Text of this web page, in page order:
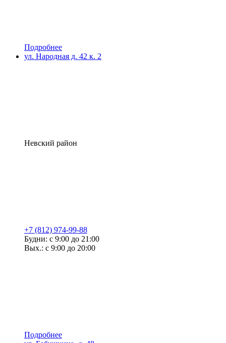
Подробнее
ул. Народная д. 42 к. 2
Невский район
+7 (812) 974-99-88
Будни: с 9:00 до 21:00
Вых.: с 9:00 до 20:00
Подробнее